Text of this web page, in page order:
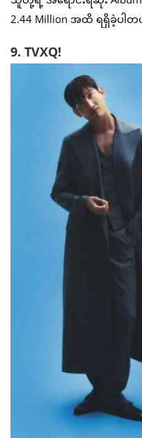
2.44 Million အထိ ရရှိခဲ့ပါ
9. TVXQ!